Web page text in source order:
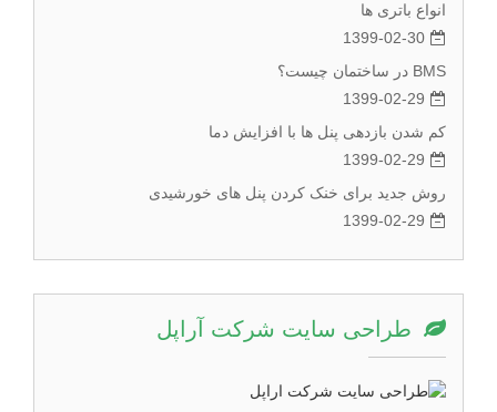
انواع باتری ها
1399-02-30
BMS در ساختمان چیست؟
1399-02-29
کم شدن بازدهی پنل ها با افزایش دما
1399-02-29
روش جدید برای خنک کردن پنل های خورشیدی
1399-02-29
طراحی سایت شرکت آراپل